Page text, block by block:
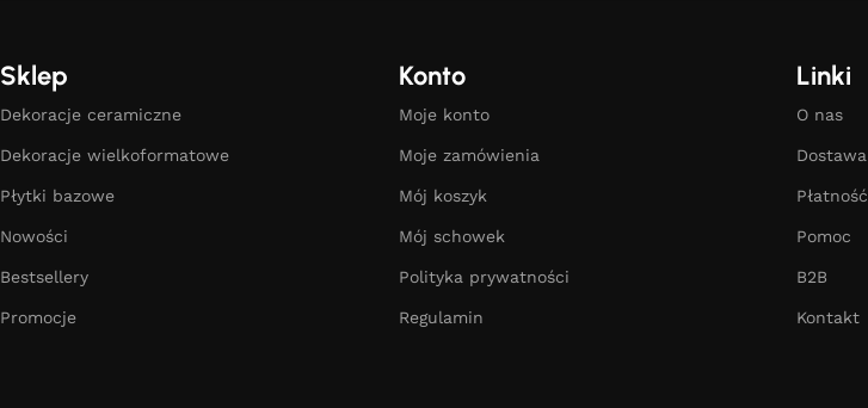
Sklep
Dekoracje ceramiczne
Dekoracje wielkoformatowe
Płytki bazowe
Nowości
Bestsellery
Promocje
Konto
Moje konto
Moje zamówienia
Mój koszyk
Mój schowek
Polityka prywatności
Regulamin
Linki
O nas
Dostawa
Płatność
Pomoc
B2B
Kontakt